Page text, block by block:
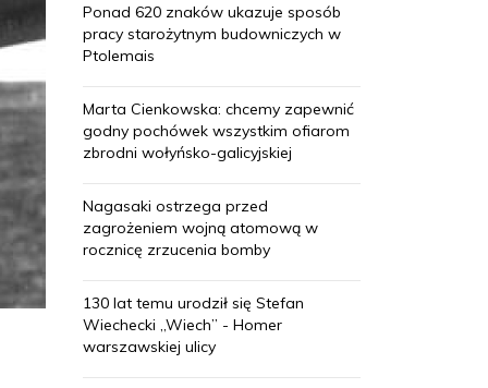
Ponad 620 znaków ukazuje sposób
pracy starożytnym budowniczych w
Ptolemais
Marta Cienkowska: chcemy zapewnić
godny pochówek wszystkim ofiarom
zbrodni wołyńsko-galicyjskiej
Nagasaki ostrzega przed
zagrożeniem wojną atomową w
rocznicę zrzucenia bomby
130 lat temu urodził się Stefan
Wiechecki „Wiech” - Homer
warszawskiej ulicy